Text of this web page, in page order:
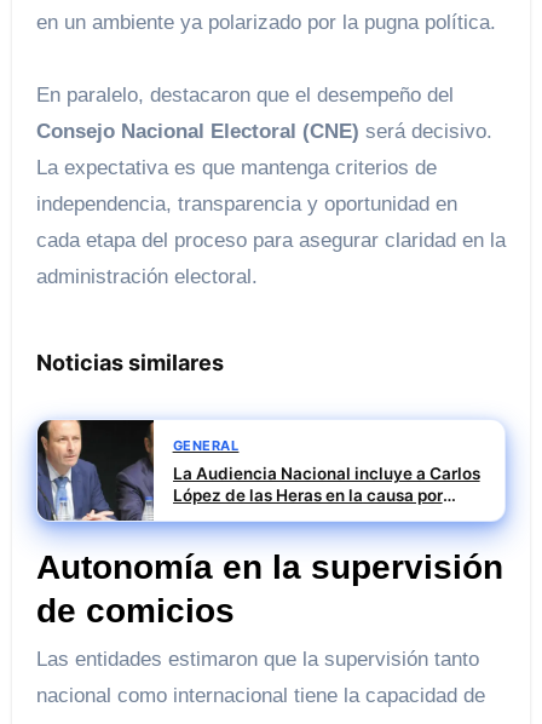
en un ambiente ya polarizado por la pugna política.
En paralelo, destacaron que el desempeño del
Consejo Nacional Electoral (CNE) será decisivo.
La expectativa es que mantenga criterios de
independencia, transparencia y oportunidad en
cada etapa del proceso para asegurar claridad en la
administración electoral.
Noticias similares
GENERAL
La Audiencia Nacional incluye a Carlos
López de las Heras en la causa por
presuntas irregularidades en el rescate
de 112,8 millones a Tubos Reunidos
Autonomía en la supervisión
de comicios
Las entidades estimaron que la supervisión tanto
nacional como internacional tiene la capacidad de